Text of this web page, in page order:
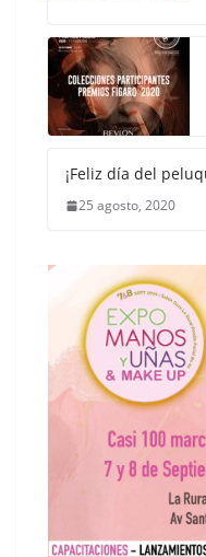
¡Feliz día del
25 agosto, 2020